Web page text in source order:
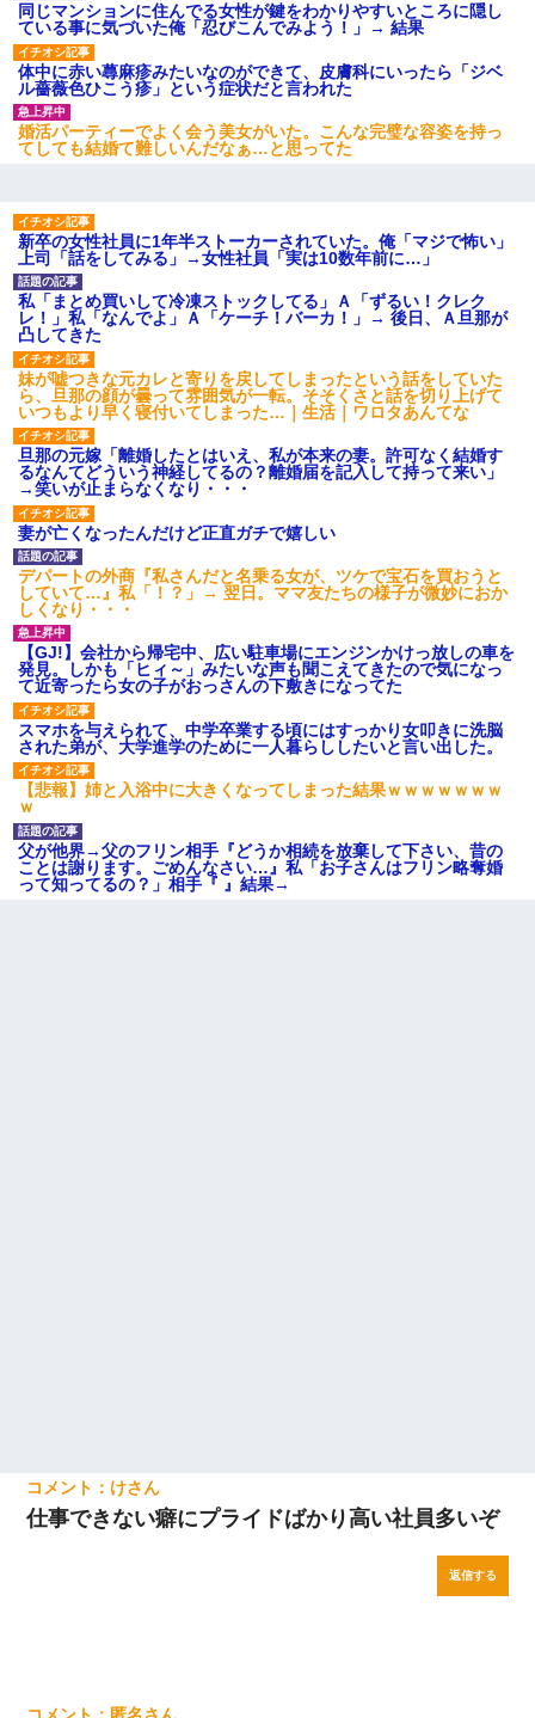
同じマンションに住んでる女性が鍵をわかりやすいところに隠し
ている事に気づいた俺「忍びこんでみよう！」→ 結果
体中に赤い蕁麻疹みたいなのができて、皮膚科にいったら「ジベ
ル薔薇色ひこう疹」という症状だと言われた
婚活パーティーでよく会う美女がいた。こんな完璧な容姿を持っ
てしても結婚て難しいんだなぁ…と思ってた
新卒の女性社員に1年半ストーカーされていた。俺「マジで怖い」
上司「話をしてみる」→女性社員「実は10数年前に…」
私「まとめ買いして冷凍ストックしてる」Ａ「ずるい！クレク
レ！」私「なんでよ」Ａ「ケーチ！バーカ！」→ 後日、Ａ旦那が
凸してきた
妹が嘘つきな元カレと寄りを戻してしまったという話をしていた
ら、旦那の顔が曇って雰囲気が一転。そそくさと話を切り上げて
いつもより早く寝付いてしまった…｜生活｜ワロタあんてな
旦那の元嫁「離婚したとはいえ、私が本来の妻。許可なく結婚す
るなんてどういう神経してるの？離婚届を記入して持って来い」
→笑いが止まらなくなり・・・
妻が亡くなったんだけど正直ガチで嬉しい
デパートの外商『私さんだと名乗る女が、ツケで宝石を買おうと
していて…』私「！？」→ 翌日。ママ友たちの様子が微妙におか
しくなり・・・
【GJ!】会社から帰宅中、広い駐車場にエンジンかけっ放しの車を
発見。しかも「ヒィ～」みたいな声も聞こえてきたので気になっ
て近寄ったら女の子がおっさんの下敷きになってた
スマホを与えられて、中学卒業する頃にはすっかり女叩きに洗脳
された弟が、大学進学のために一人暮らししたいと言い出した。
【悲報】姉と入浴中に大きくなってしまった結果ｗｗｗｗｗｗｗ
ｗ
父が他界→父のフリン相手『どうか相続を放棄して下さい、昔の
ことは謝ります。ごめんなさい…』私「お子さんはフリン略奪婚
って知ってるの？」相手『 』結果→
け
仕事できない癖にプライドばかり高い社員多いぞ
返信する